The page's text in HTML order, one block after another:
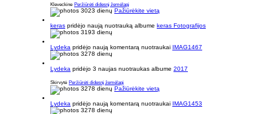
Kleveckine Peržiūrėti didesnį žemėlapį
3023 dienų Pažiūrėkite vietą
keras pridėjo naują nuotrauką albume keras Fotografijos
3193 dienų
Lydeka pridėjo naują komentarą nuotraukai IMAG1467
3278 dienų
Lydeka pridėjo 3 naujas nuotraukas albume 2017
Skirvytė Peržiūrėti didesnį žemėlapį
3278 dienų Pažiūrėkite vietą
Lydeka pridėjo naują komentarą nuotraukai IMAG1453
3278 dienų